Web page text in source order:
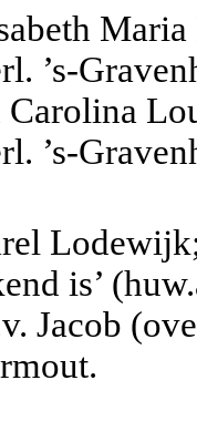
’s-
Carolina
’s-
is’
Jacob